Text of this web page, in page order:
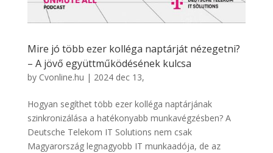
Mire jó több ezer kolléga naptárját nézegetni?
– A jövő együttműködésének kulcsa
by Cvonline.hu | 2024 dec 13,
Hogyan segíthet több ezer kolléga naptárjának
szinkronizálása a hatékonyabb munkavégzésben? A
Deutsche Telekom IT Solutions nem csak
Magyarország legnagyobb IT munkaadója, de az